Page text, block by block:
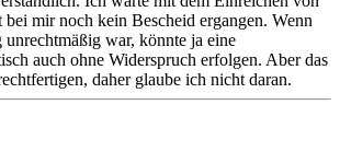
mir noch kein Bescheid ergangen. Wenn
war, könnte ja eine
auch ohne Widerspruch erfolgen. Aber das
daher glaube ich nicht daran.